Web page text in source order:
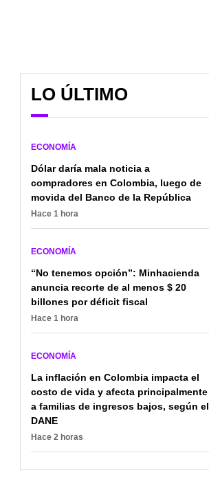
LO ÚLTIMO
ECONOMÍA
Dólar daría mala noticia a
compradores en Colombia, luego de
movida del Banco de la República
Hace 1 hora
ECONOMÍA
“No tenemos opción”: Minhacienda
anuncia recorte de al menos $ 20
billones por déficit fiscal
Hace 1 hora
ECONOMÍA
La inflación en Colombia impacta el
costo de vida y afecta principalmente
a familias de ingresos bajos, según el
DANE
Hace 2 horas